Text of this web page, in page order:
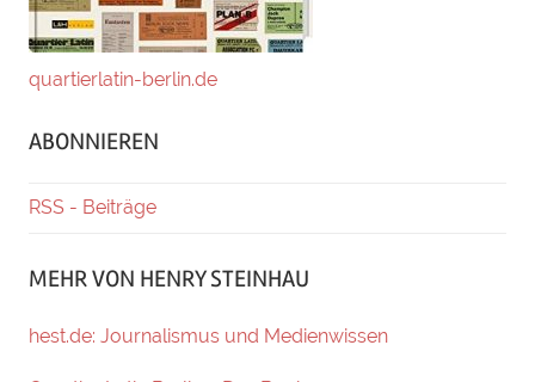
quartierlatin-berlin.de
ABONNIEREN
RSS - Beiträge
MEHR VON HENRY STEINHAU
hest.de: Journalismus und Medienwissen